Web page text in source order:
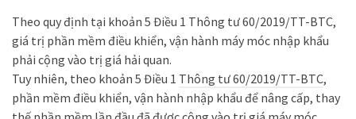
Theo quy định tại khoản 5 Điều 1 Thông tư 60/2019/TT-BTC,
giá trị phần mềm điều khiển, vận hành máy móc nhập khẩu
phải cộng vào trị giá hải quan.
Tuy nhiên, theo khoản 5 Điều 1 Thông tư 60/2019/TT-BTC,
phần mềm điều khiển, vận hành nhập khẩu để nâng cấp, thay